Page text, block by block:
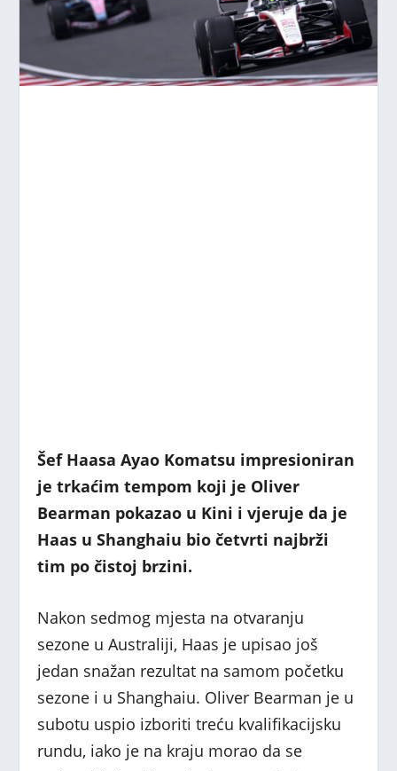
Šef Haasa Ayao Komatsu impresioniran
je trkaćim tempom koji je Oliver
Bearman pokazao u Kini i vjeruje da je
Haas u Shanghaiu bio četvrti najbrži
tim po čistoj brzini.
Nakon sedmog mjesta na otvaranju
sezone u Australiji, Haas je upisao još
jedan snažan rezultat na samom početku
sezone i u Shanghaiu. Oliver Bearman je u
subotu uspio izboriti treću kvalifikacijsku
rundu, iako je na kraju morao da se